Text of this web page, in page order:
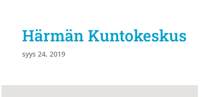
Härmän Kuntokeskus
syys 24, 2019